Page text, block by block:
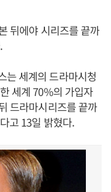
뒤에야 시리즈를 끝까
는 세계의 드라마시청
세계 70%의 가입자
드라마시리즈를 끝까
고 13일 밝혔다.